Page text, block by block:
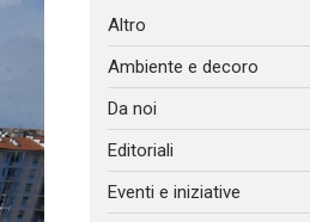
Altro
Ambiente e decoro
Da noi
Editoriali
Eventi e iniziative